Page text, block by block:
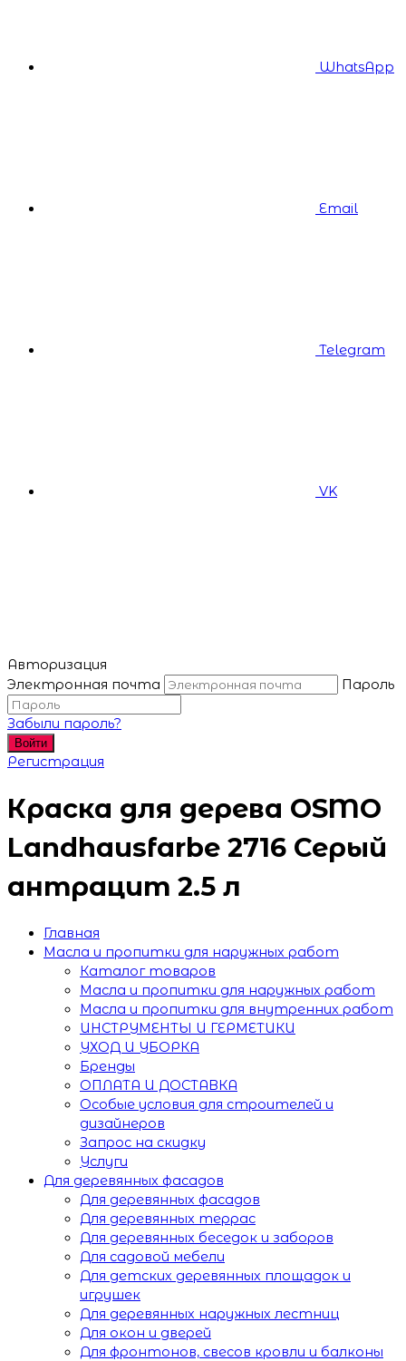
WhatsApp
Email
Telegram
VK
Авторизация
Электронная почта
Пароль
Забыли пароль?
Войти
Регистрация
Краска для дерева OSMO
Landhausfarbe 2716 Серый
антрацит 2.5 л
Главная
Масла и пропитки для наружных работ
Каталог товаров
Масла и пропитки для наружных работ
Масла и пропитки для внутренних работ
ИНСТРУМЕНТЫ И ГЕРМЕТИКИ
УХОД И УБОРКА
Бренды
ОПЛАТА И ДОСТАВКА
Особые условия для строителей и
дизайнеров
Запрос на скидку
Услуги
Для деревянных фасадов
Для деревянных фасадов
Для деревянных террас
Для деревянных беседок и заборов
Для садовой мебели
Для детских деревянных площадок и
игрушек
Для деревянных наружных лестниц
Для окон и дверей
Для фронтонов, свесов кровли и балконы